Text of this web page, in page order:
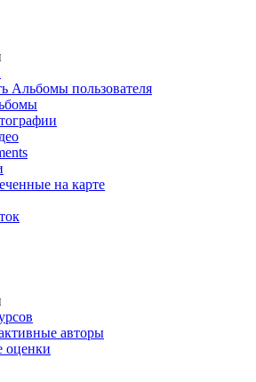
Альбомы пользователя
на карте
авторы
оценки